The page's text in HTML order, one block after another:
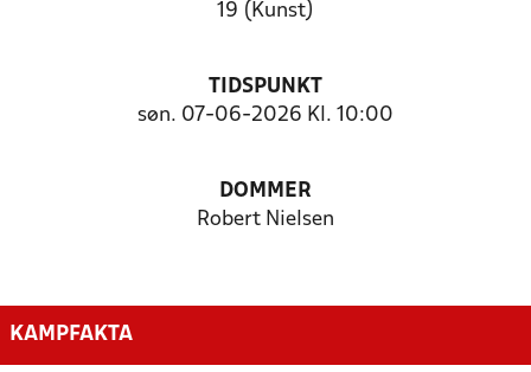
19 (Kunst)
TIDSPUNKT
søn. 07-06-2026 Kl. 10:00
DOMMER
Robert Nielsen
KAMPFAKTA